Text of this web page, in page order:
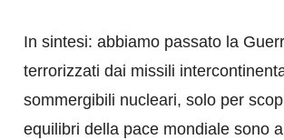
In sintesi: abbiamo passato la
terrorizzati dai missili
sommergibili nucleari, solo per
equilibri della pace mondiale sono